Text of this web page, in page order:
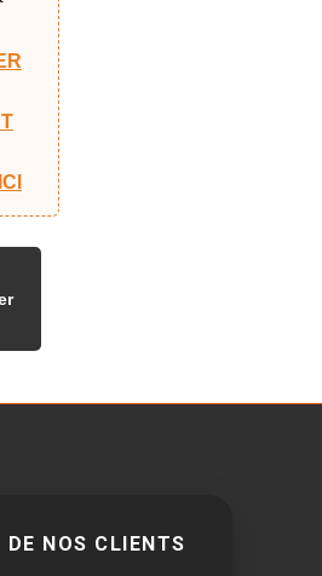
DE NOS CLIENTS